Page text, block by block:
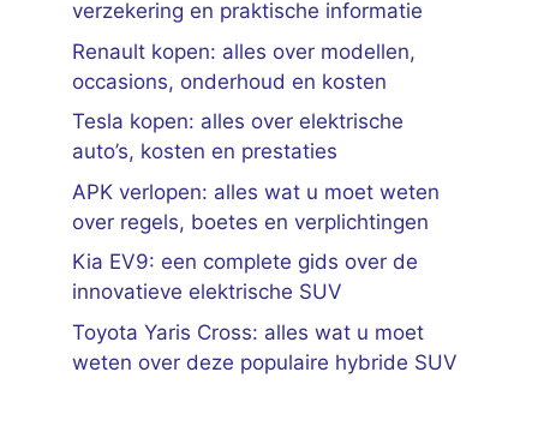
verzekering en praktische informatie
Renault kopen: alles over modellen,
occasions, onderhoud en kosten
Tesla kopen: alles over elektrische
auto’s, kosten en prestaties
APK verlopen: alles wat u moet weten
over regels, boetes en verplichtingen
Kia EV9: een complete gids over de
innovatieve elektrische SUV
Toyota Yaris Cross: alles wat u moet
weten over deze populaire hybride SUV